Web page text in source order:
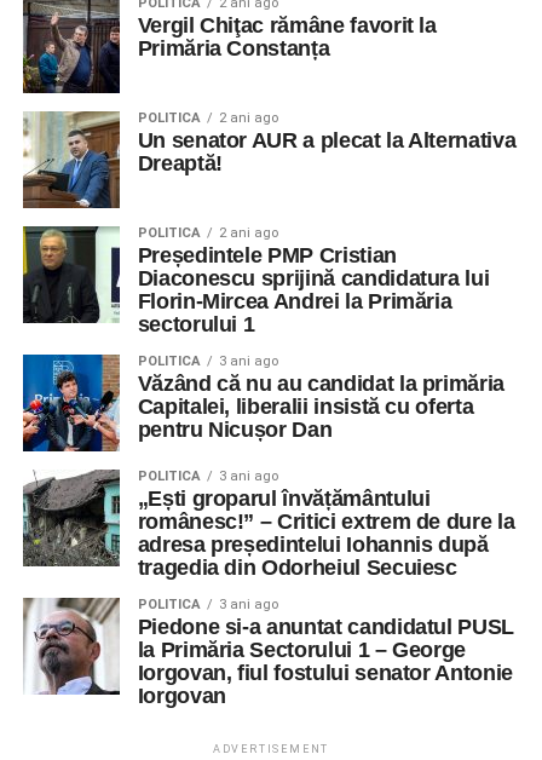
Vergil Chiţac rămâne favorit la
Primăria Constanța
POLITICA 2 ani ago
Un senator AUR a plecat la Alternativa
Dreaptă!
POLITICA 2 ani ago
Președintele PMP Cristian
Diaconescu sprijină candidatura lui
Florin-Mircea Andrei la Primăria
sectorului 1
POLITICA 3 ani ago
Văzând că nu au candidat la primăria
Capitalei, liberalii insistă cu oferta
pentru Nicușor Dan
POLITICA 3 ani ago
„Ești groparul învățământului
românesc!” – Critici extrem de dure la
adresa președintelui Iohannis după
tragedia din Odorheiul Secuiesc
POLITICA 3 ani ago
Piedone si-a anuntat candidatul PUSL
la Primăria Sectorului 1 – George
Iorgovan, fiul fostului senator Antonie
Iorgovan
ADVERTISEMENT